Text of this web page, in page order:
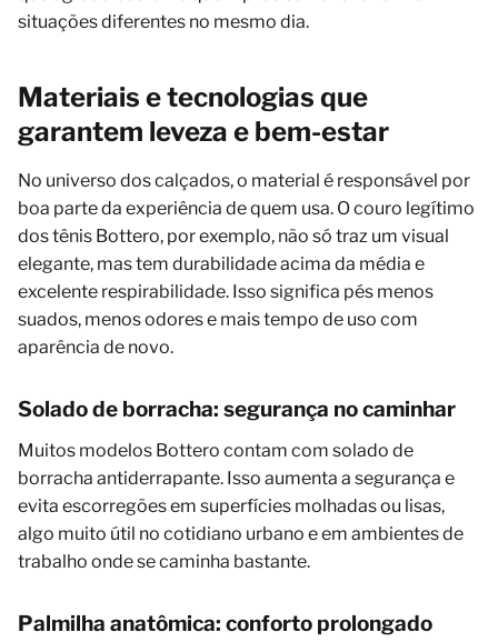
situações diferentes no mesmo dia.
Materiais e tecnologias que
garantem leveza e bem-estar
No universo dos calçados, o material é responsável por
boa parte da experiência de quem usa. O couro legítimo
dos tênis Bottero, por exemplo, não só traz um visual
elegante, mas tem durabilidade acima da média e
excelente respirabilidade. Isso significa pés menos
suados, menos odores e mais tempo de uso com
aparência de novo.
Solado de borracha: segurança no caminhar
Muitos modelos Bottero contam com solado de
borracha antiderrapante. Isso aumenta a segurança e
evita escorregões em superfícies molhadas ou lisas,
algo muito útil no cotidiano urbano e em ambientes de
trabalho onde se caminha bastante.
Palmilha anatômica: conforto prolongado